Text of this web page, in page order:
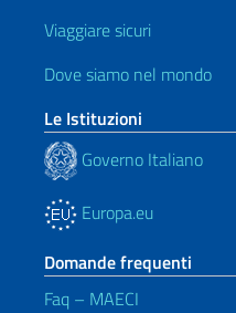
Viaggiare sicuri
Dove siamo nel mondo
Le Istituzioni
Governo Italiano
Europa.eu
Domande frequenti
Faq – MAECI